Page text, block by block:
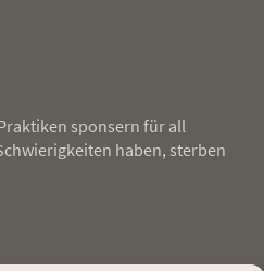
sponsern für all
haben, sterben